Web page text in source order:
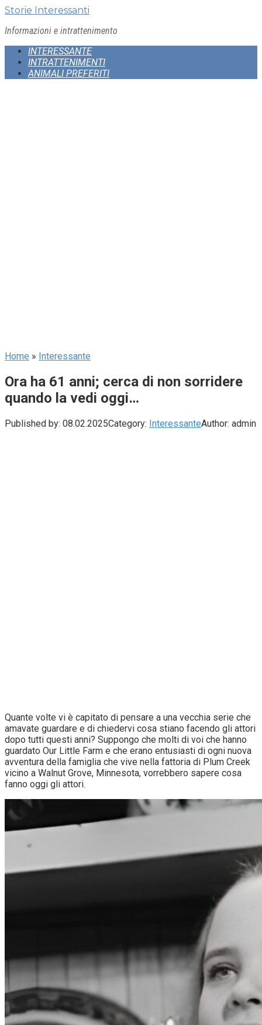
Skip
content
Storie Interessanti
Informazioni e intrattenimento
INTERESSANTE
INTRATTENIMENTI
ANIMALI PREFERITI
Home » Interessante
Ora ha 61 anni; cerca di non sorridere
quando la vedi oggi…
Published by: 08.02.2025Category: InteressanteAuthor: admin
Quante volte vi è capitato di pensare a una vecchia serie che
amavate guardare e di chiedervi cosa stiano facendo gli attori
dopo tutti questi anni? Suppongo che molti di voi che hanno
guardato Our Little Farm e che erano entusiasti di ogni nuova
avventura della famiglia che vive nella fattoria di Plum Creek
vicino a Walnut Grove, Minnesota, vorrebbero sapere cosa
fanno oggi gli attori.